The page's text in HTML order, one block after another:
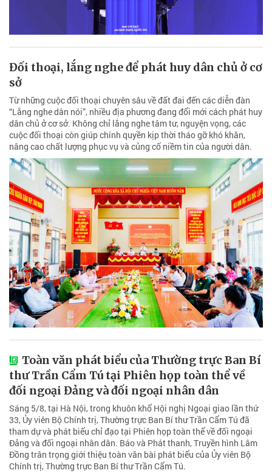
Đối thoại, lắng nghe để phát huy dân chủ ở cơ
sở
Từ những cuộc đối thoại chuyên sâu về đất đai đến các diễn đàn
“Lắng nghe dân nói”, nhiều địa phương đang đổi mới cách phát huy
dân chủ ở cơ sở. Không chỉ lắng nghe tâm tư, nguyện vọng, các
cuộc đối thoại còn giúp chính quyền kịp thời tháo gỡ khó khăn,
nâng cao chất lượng phục vụ và củng cố niềm tin của người dân.
Toàn văn phát biểu của Thường trực Ban Bí
thư Trần Cẩm Tú tại Phiên họp toàn thể về
đối ngoại Đảng và đối ngoại nhân dân
Sáng 5/8, tại Hà Nội, trong khuôn khổ Hội nghị Ngoại giao lần thứ
33, Ủy viên Bộ Chính trị, Thường trực Ban Bí thư Trần Cẩm Tú đã
tham dự và phát biểu chỉ đạo tại Phiên họp toàn thể về đối ngoại
Đảng và đối ngoại nhân dân. Báo và Phát thanh, Truyền hình Lâm
Đồng trân trọng giới thiệu toàn văn bài phát biểu của Ủy viên Bộ
Chính trị, Thường trực Ban Bí thư Trần Cẩm Tú.